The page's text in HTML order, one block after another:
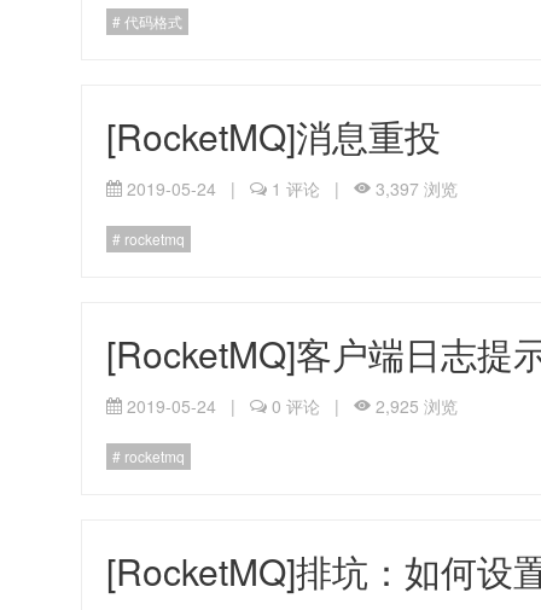
代码格式
[RocketMQ]消息重投
2019-05-24 | 1 评论 | 3,397 浏览
rocketmq
[RocketMQ]客户端日志提
2019-05-24 | 0 评论 | 2,925 浏览
rocketmq
[RocketMQ]排坑：如何设